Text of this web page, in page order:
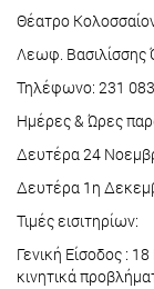
Θέατρο
Λεωφ. Βασιλίσσης
Τηλέφωνο: 231
Ημέρες & Ώρες
Δευτέρα 24
Δευτέρα 1η
Τιμές εισιτηρίων:
Γενική Είσοδος :
κινητικά